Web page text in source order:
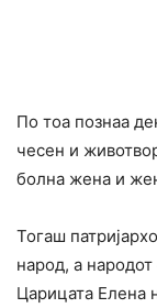
По тоа познаа
чесен и
болна жена и
Тогаш
народ, а
Царицата Елена